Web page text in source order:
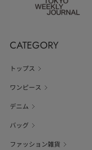
CATEGORY
トップス
ワンピース
デニム
バッグ
ファッション雑貨